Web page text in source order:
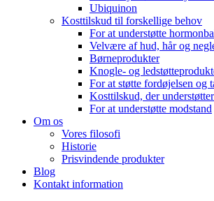
Ubiquinon
Kosttilskud til forskellige behov
For at understøtte
Velvære af hud, hår og
Børneprodukter
Knogle- og
For at støtte fordøjelsen og
Kosttilskud, der
For at understøtte modstand
Om os
Vores filosofi
Historie
Prisvindende produkter
Blog
Kontakt information